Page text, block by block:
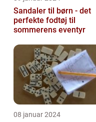
Sandaler til børn - det
perfekte fodtøj til
sommerens eventyr
08 januar 2024